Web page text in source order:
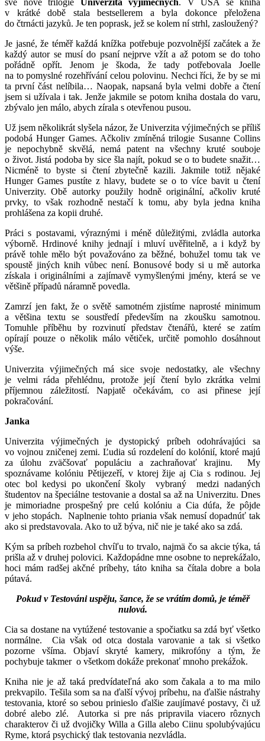
své nové trilogie Univerzita výjimečných. V USA se kniha
v krátké době stala bestsellerem a byla dokonce přeložena
do čtrnácti jazyků. Je ten poprask, jež se kolem ní strhl, zasloužený?
Je jasné, že téměř každá knížka potřebuje pozvolnější začátek a že
každý autor se musí do psaní nejprve vžít a až potom se do toho
pořádně opřít. Jenom je škoda, že tady potřebovala Joelle
na to pomyslné rozehřívání celou polovinu. Nechci říci, že by se mi
ta první část nelíbila… Naopak, napsaná byla velmi dobře a čtení
jsem si užívala i tak. Jenže jakmile se potom kniha dostala do varu,
zbývalo jen málo, abych zírala s otevřenou pusou.
Už jsem několikrát slyšela názor, že Univerzita výjimečných se příliš
podobá Hunger Games. Ačkoliv zmíněná trilogie Susanne Collins
je nepochybně skvělá, nemá patent na všechny kruté souboje
o život. Jistá podoba by sice šla najít, pokud se o to budete snažit…
Nicméně to byste si čtení zbytečně kazili. Jakmile totiž nějaké
Hunger Games pustíte z hlavy, budete se o to více bavit u čtení
Univerzity. Obě autorky použily hodně originální, ačkoliv kruté
prvky, to však rozhodně nestačí k tomu, aby byla jedna kniha
prohlášena za kopii druhé.
Práci s postavami, výraznými i méně důležitými, zvládla autorka
výborně. Hrdinové knihy jednají i mluví uvěřitelně, a i když by
právě tohle mělo být považováno za běžné, bohužel tomu tak ve
spoustě jiných knih vůbec není. Bonusové body si u mě autorka
získala i originálními a zajímavě vymyšlenými jmény, která se ve
většině případů náramně povedla.
Zamrzí jen fakt, že o světě samotném zjistíme naprosté minimum
a většina textu se soustředí především na zkoušku samotnou.
Tomuhle příběhu by rozvinutí představ čtenářů, které se zatím
opírají pouze o několik málo větiček, určitě pomohlo dosáhnout
výše.
Univerzita výjimečných má sice svoje nedostatky, ale všechny
je velmi ráda přehlédnu, protože její čtení bylo zkrátka velmi
příjemnou záležitostí. Napjatě očekávám, co asi přinese její
pokračování.
Janka
Univerzita výjimečných je dystopický príbeh odohrávajúci sa
vo vojnou zničenej zemi. Ľudia sú rozdelení do kolónií, ktoré majú
za úlohu zväčšovať populáciu a zachraňovať krajinu. My
spoznávame kolóniu Pětijezeří, v ktorej žije aj Cia s rodinou. Jej
otec bol kedysi po ukončení školy vybraný medzi nadaných
študentov na špeciálne testovanie a dostal sa až na Univerzitu. Dnes
je mimoriadne prospešný pre celú kolóniu a Cia dúfa, že pôjde
v jeho stopách. Naplnenie tohto priania však nemusí dopadnúť tak
ako si predstavovala. Ako to už býva, nič nie je také ako sa zdá.
Kým sa príbeh rozbehol chvíľu to trvalo, najmä čo sa akcie týka, tá
prišla až v druhej polovici. Každopádne mne osobne to neprekážalo,
hoci mám radšej akčné príbehy, táto kniha sa čítala dobre a bola
pútavá.
Pokud v Testováni uspěju, šance, že se vrátím domů, je téměř
nulová.
Cia sa dostane na vytúžené testovanie a spočiatku sa zdá byť všetko
normálne. Cia však od otca dostala varovanie a tak si všetko
pozorne všíma. Objaví skryté kamery, mikrofóny a tým, že
pochybuje takmer o všetkom dokáže prekonať mnoho prekážok.
Kniha nie je až taká predvídateľná ako som čakala a to ma milo
prekvapilo. Tešila som sa na ďalší vývoj príbehu, na ďalšie nástrahy
testovania, ktoré so sebou prinieslo ďalšie zaujímavé postavy, či už
dobré alebo zlé. Autorka si pre nás pripravila viacero rôznych
charakterov či už dvojičky Willa a Gilla alebo Ciinu spolubývajúcu
Ryme, ktorá psychický tlak testovania nezvládla.